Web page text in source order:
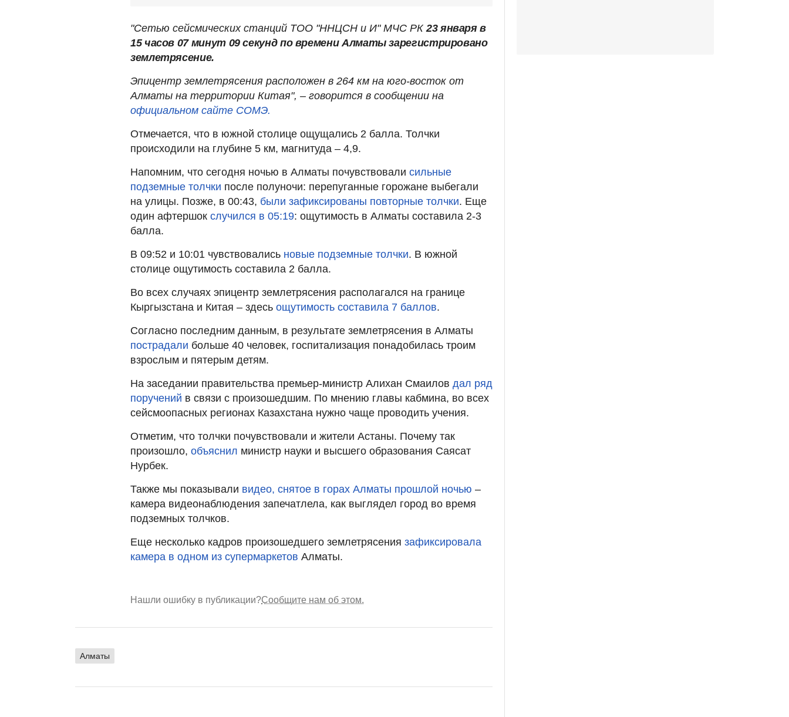
"Сетью сейсмических станций ТОО "ННЦСН и И" МЧС РК 23 января в
15 часов 07 минут 09 секунд по времени Алматы зарегистрировано
землетрясение.
Эпицентр землетрясения расположен в 264 км на юго-восток от
Алматы на территории Китая", – говорится в сообщении на
официальном сайте СОМЭ.
Отмечается, что в южной столице ощущались 2 балла. Толчки
происходили на глубине 5 км, магнитуда – 4,9.
Напомним, что сегодня ночью в Алматы почувствовали сильные
подземные толчки после полуночи: перепуганные горожане выбегали
на улицы. Позже, в 00:43, были зафиксированы повторные толчки. Еще
один афтершок случился в 05:19: ощутимость в Алматы составила 2-3
балла.
В 09:52 и 10:01 чувствовались новые подземные толчки. В южной
столице ощутимость составила 2 балла.
Во всех случаях эпицентр землетрясения располагался на границе
Кыргызстана и Китая – здесь ощутимость составила 7 баллов.
Согласно последним данным, в результате землетрясения в Алматы
пострадали больше 40 человек, госпитализация понадобилась троим
взрослым и пятерым детям.
На заседании правительства премьер-министр Алихан Смаилов дал ряд
поручений в связи с произошедшим. По мнению главы кабмина, во всех
сейсмоопасных регионах Казахстана нужно чаще проводить учения.
Отметим, что толчки почувствовали и жители Астаны. Почему так
произошло, объяснил министр науки и высшего образования Саясат
Нурбек.
Также мы показывали видео, снятое в горах Алматы прошлой ночью –
камера видеонаблюдения запечатлела, как выглядел город во время
подземных толчков.
Еще несколько кадров произошедшего землетрясения зафиксировала
камера в одном из супермаркетов Алматы.
Нашли ошибку в публикации?Сообщите нам об этом.
Алматы